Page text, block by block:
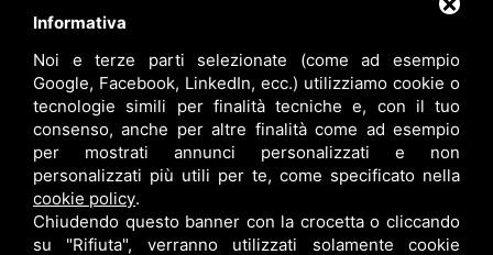
info@bfspa.it
+39 0532 836102
Lavora con noi
Informativa
Noi e terze parti selezionate (come ad esempio
Google, Facebook, LinkedIn, ecc.) utilizziamo cookie o
tecnologie simili per finalità tecniche e, con il tuo
consenso, anche per altre finalità come ad esempio
per mostrati annunci personalizzati e non
personalizzati più utili per te, come specificato nella
cookie policy.
Chiudendo questo banner con la crocetta o cliccando
su "Rifiuta", verranno utilizzati solamente cookie